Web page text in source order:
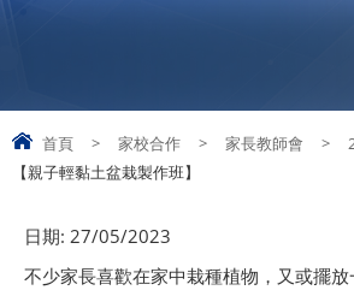
首頁 > 家校合作 > 家長教師會 >
【親子輕黏土盆栽製作班】
日期: 27/05/2023
不少家長喜歡在家中栽種植物，又或擺放